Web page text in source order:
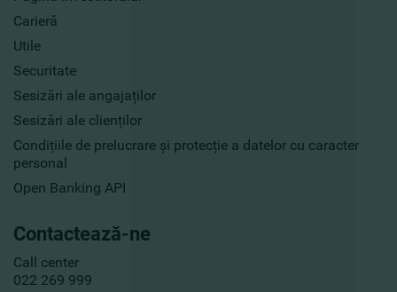
Carieră
Utile
Securitate
Sesizări ale angajaților
Sesizări ale clienților
Condițiile de prelucrare și protecție a datelor cu caracter
personal
Open Banking API
Contactează-ne
Call center
022 269 999